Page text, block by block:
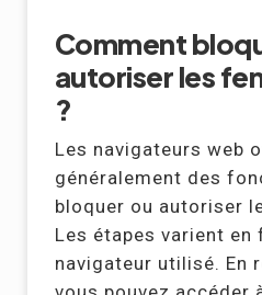
Comment
autoriser les
?
Les navigateurs web
généralement des
bloquer ou autoriser
Les étapes varient en
navigateur utilisé. En